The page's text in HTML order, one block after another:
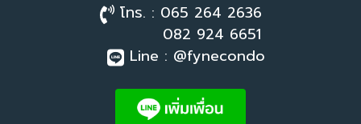
โทร. : 065 264 2636
082 924 6651
Line : @fynecondo